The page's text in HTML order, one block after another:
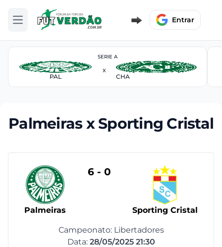
Abrir menu Entrar
SERIE A
PAL
X
CHA
Palmeiras x Sporting Cristal
Palmeiras
6 - 0
Sporting Cristal
Campeonato: Libertadores
Data: 28/05/2025 21:30